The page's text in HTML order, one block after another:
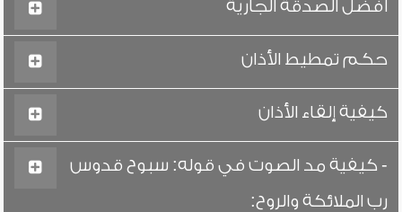
أفضل الصدقة الجارية
حكم تمطيط الأذان
كيفية إلقاء الأذان
- كيفية مد الصوت في قوله: سبوح قدوس
رب الملائكة والروح: